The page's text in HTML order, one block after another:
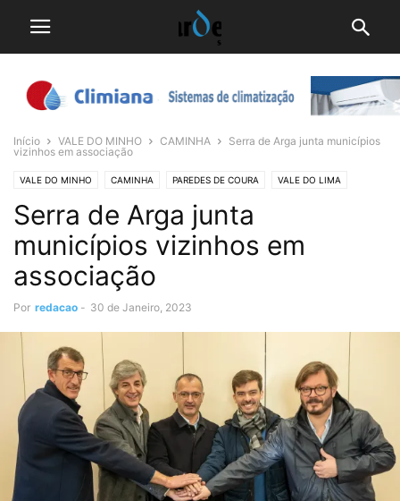
Início VALE DO MINHO CAMINHA
Serra de Arga junta municípios
vizinhos em associação
VALE DO MINHO CAMINHA PAREDES DE COURA VALE DO LIMA
PONTE DE LIMA VILA NOVA CERVEIRA
Serra de Arga junta
municípios vizinhos em
associação
Por redacao - 30 de Janeiro, 2023